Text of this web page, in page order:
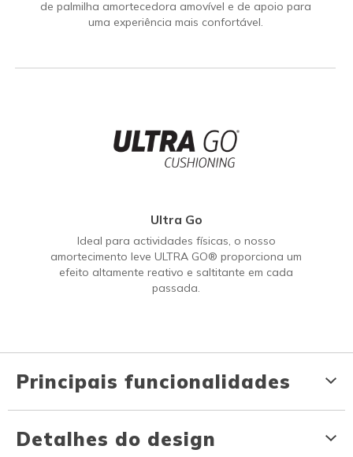
de palmilha amortecedora amovível e de apoio para
uma experiência mais confortável.
Ultra Go
Ideal para actividades físicas, o nosso
amortecimento leve ULTRA GO® proporciona um
efeito altamente reativo e saltitante em cada
passada.
Principais funcionalidades
Detalhes do design